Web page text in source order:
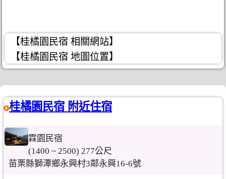
【桂橘園民宿 相關網站】
【桂橘園民宿 地圖位置】
桂橘園民宿 附近住宿
霖園民宿
(1400 ~ 2500) 277公尺
苗栗縣獅潭鄉永興村3鄰永興16-6號